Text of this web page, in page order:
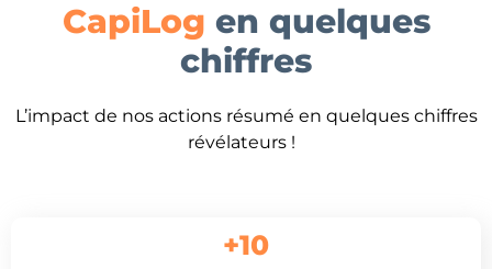
CapiLog en quelques
chiffres
L’impact de nos actions résumé en quelques chiffres
révélateurs !
+10